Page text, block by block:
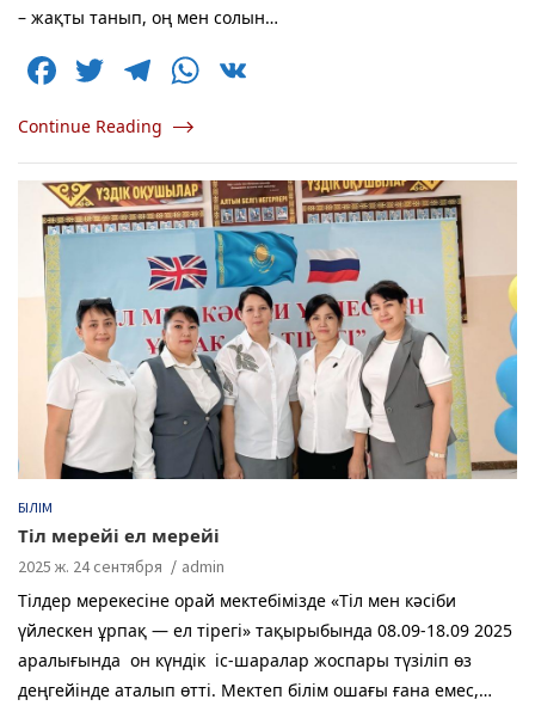
– жақты танып, оң мен солын…
F
c
e
b
o
k
T
w
itt
er
T
el
e
g
ra
m
W
s
A
p
p
Continue Reading
БІЛІМ
Тіл мерейі ел мерейі
2025 ж. 24 сентября admin
Тілдер мерекесіне орай мектебімізде «Тіл мен кәсіби
үйлескен ұрпақ — ел тірегі» тақырыбында 08.09-18.09 2025
аралығында он күндік іс-шаралар жоспары түзіліп өз
деңгейінде аталып өтті. Мектеп білім ошағы ғана емес,…